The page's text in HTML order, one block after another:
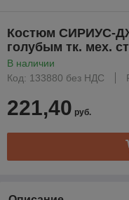
Костюм СИРИУС-
голубым тк. мех.
В наличии
Код: 133880 без НДС
221,40 руб.